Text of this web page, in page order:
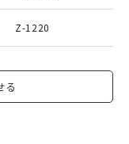
Z-1220
る